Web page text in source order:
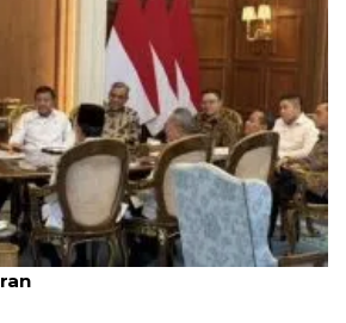
pangan, BBM, dan LPG